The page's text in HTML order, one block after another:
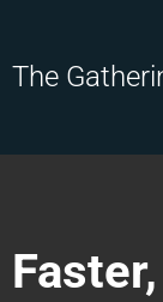
The